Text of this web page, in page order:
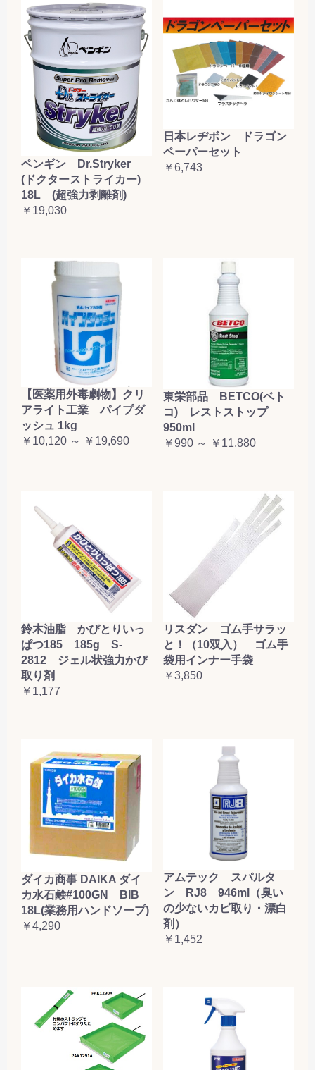
ペンギン Dr.Stryker
(ドクターストライカー)
18L (超強力剥離剤)
￥19,030
日本レヂボン ドラゴン
ペーパーセット
￥6,743
【医薬用外毒劇物】クリ
アライト工業 パイプダ
ッシュ 1kg
￥10,120 ～ ￥19,690
東栄部品 BETCO(ベト
コ) レストストップ
950ml
￥990 ～ ￥11,880
鈴木油脂 かびとりいっ
ぱつ185 185g S-
2812 ジェル状強力かび
取り剤
￥1,177
リスダン ゴム手サラッ
と！（10双入） ゴム手
袋用インナー手袋
￥3,850
ダイカ商事 DAIKA ダイ
カ水石鹸#100GN BIB
18L(業務用ハンドソープ)
￥4,290
アムテック スパルタ
ン RJ8 946ml（臭い
の少ないカビ取り・漂白
剤）
￥1,452